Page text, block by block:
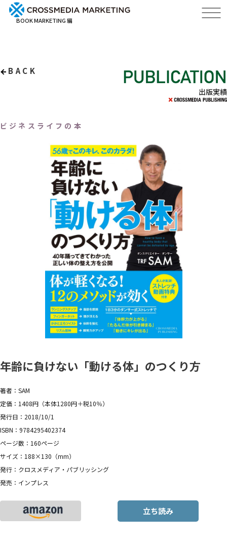
BOOK MARKETING 編
BACK
出版実績
ビジネスライフの本
年齢に負けない「動ける体」のつくり方
著者：SAM
定価：1408円（本体1280円＋税10％）
発行日：2018/10/1
ISBN：9784295402374
ページ数：160ページ
サイズ：188×130（mm）
発行：クロスメディア・パブリッシング
発売：インプレス
立ち読み